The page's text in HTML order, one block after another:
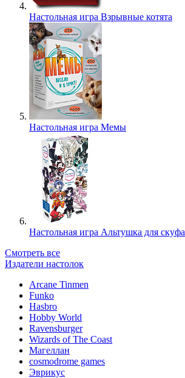
Настольная игра Взрывные котята
Настольная игра Мемы
Настольная игра Альтушка для скуфа
Смотреть все
Издатели настолок
Arcane Tinmen
Funko
Hasbro
Hobby World
Ravensburger
Wizards of The Coast
Магеллан
сosmodrome games
Эврикус